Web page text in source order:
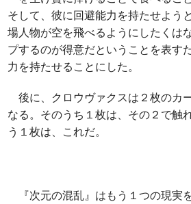
そして、彼に回避能力を持たせよう
場人物が空を飛べるようにしたくは
プするのが得意だということを表す
力を持たせることにした。
後に、クロウヴァクスは２枚のカ
なる。そのうち１枚は、その２で触
う１枚は、これだ。
『次元の混乱』はもう１つの現実